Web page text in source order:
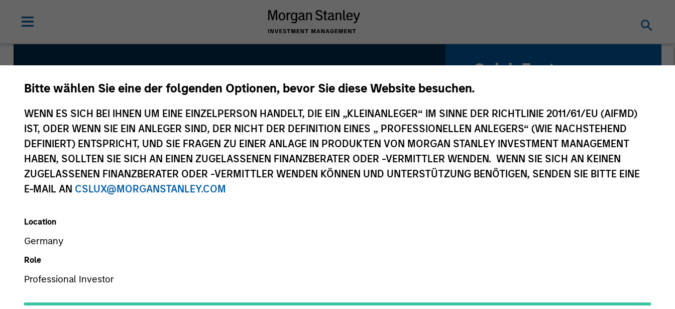
Bitte wählen Sie eine der folgenden Optionen, bevor Sie diese Website besuchen.
WENN ES SICH BEI IHNEN UM EINE EINZELPERSON HANDELT, DIE EIN „KLEINANLEGER“ IM SINNE DER RICHTLINIE 2011/61/EU (AIFMD)
IST, ODER WENN SIE EIN ANLEGER SIND, DER NICHT DER DEFINITION EINES „ PROFESSIONELLEN ANLEGERS“ (WIE NACHSTEHEND
DEFINIERT) ENTSPRICHT, UND SIE FRAGEN ZU EINER ANLAGE IN PRODUKTEN VON MORGAN STANLEY INVESTMENT MANAGEMENT
HABEN, SOLLTEN SIE SICH AN EINEN ZUGELASSENEN FINANZBERATER ODER -VERMITTLER WENDEN. WENN SIE SICH AN KEINEN
ZUGELASSENEN FINANZBERATER ODER -VERMITTLER WENDEN KÖNNEN UND UNTERSTÜTZUNG BENÖTIGEN, SENDEN SIE BITTE EINE
E-MAIL AN CSLUX@MORGANSTANLEY.COM
Location
Germany
Role
Professional Investor
Emerging Markets Corporate Debt
Strategy
Strategy Inception
November 2010
Quick Facts
Bond Index Broad Diversified
Related Product
Pooled Vehicle
Overview Investment Approach Investment Process Portfolio Managers Insights